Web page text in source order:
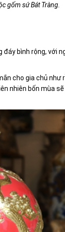
gốm sứ Bát Tràng.
bình rộng, với
cho gia chủ như
nhiên bốn mùa